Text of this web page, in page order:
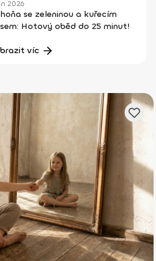
2026
se zeleninou a kuřecím
Hotový oběd do 25 minut!
víc